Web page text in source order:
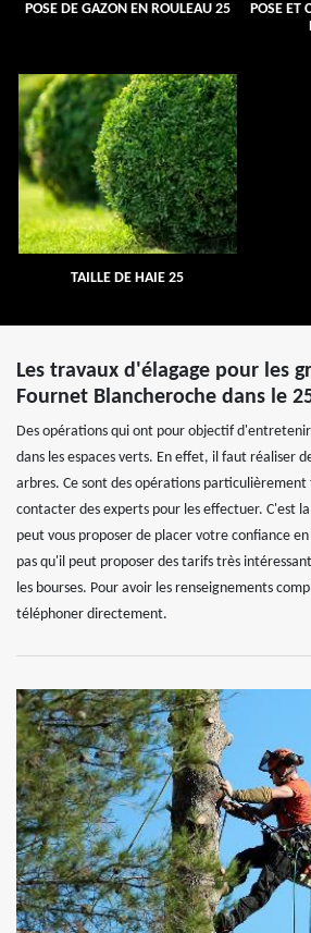
POSE DE GAZON EN ROULEAU 25
POSE ET
TAILLE DE HAIE 25
Les travaux d'élagage pour les
Fournet Blancheroche dans le
Des opérations qui ont pour objectif
dans les espaces verts. En effet, il faut réaliser
arbres. Ce sont des opérations
contacter des experts pour les effectuer. C'est
peut vous proposer de placer votre confiance
pas qu'il peut proposer des tarifs très
les bourses. Pour avoir les renseignements
téléphoner directement.